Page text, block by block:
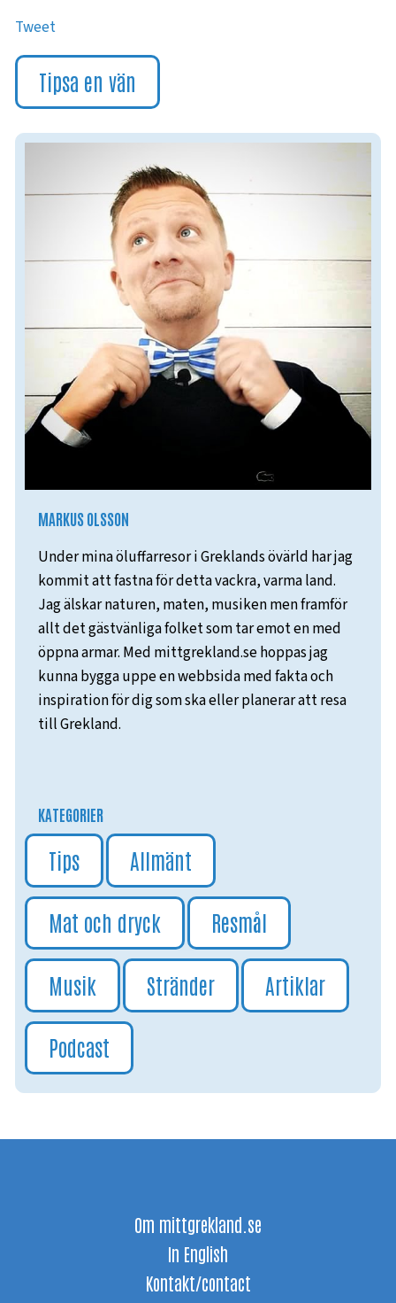
Tweet
Tipsa en vän
MARKUS OLSSON
Under mina öluffarresor i Greklands övärld har jag
kommit att fastna för detta vackra, varma land.
Jag älskar naturen, maten, musiken men framför
allt det gästvänliga folket som tar emot en med
öppna armar. Med mittgrekland.se hoppas jag
kunna bygga uppe en webbsida med fakta och
inspiration för dig som ska eller planerar att resa
till Grekland.
KATEGORIER
Tips Allmänt
Mat och dryck Resmål
Musik Stränder Artiklar
Podcast
Om mittgrekland.se
In English
Kontakt/contact